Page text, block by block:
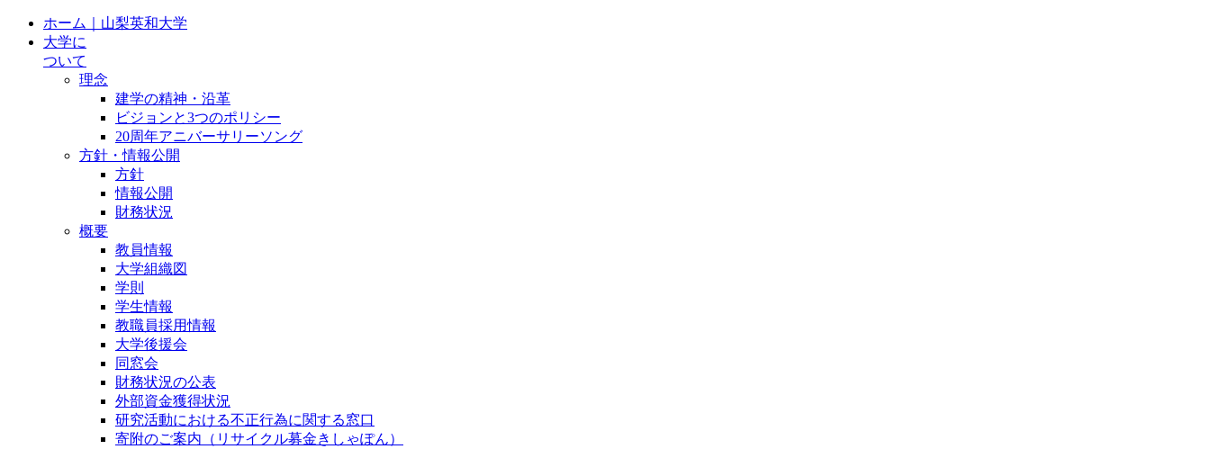
ホーム｜山梨英和大学
大学に
ついて
理念
建学の精神・沿革
ビジョンと3つのポリシー
20周年アニバーサリーソング
方針・情報公開
方針
情報公開
財務状況
概要
教員情報
大学組織図
学則
学生情報
教職員採用情報
大学後援会
同窓会
財務状況の公表
外部資金獲得状況
研究活動における不正行為に関する窓口
寄附のご案内（リサイクル募金きしゃぽん）